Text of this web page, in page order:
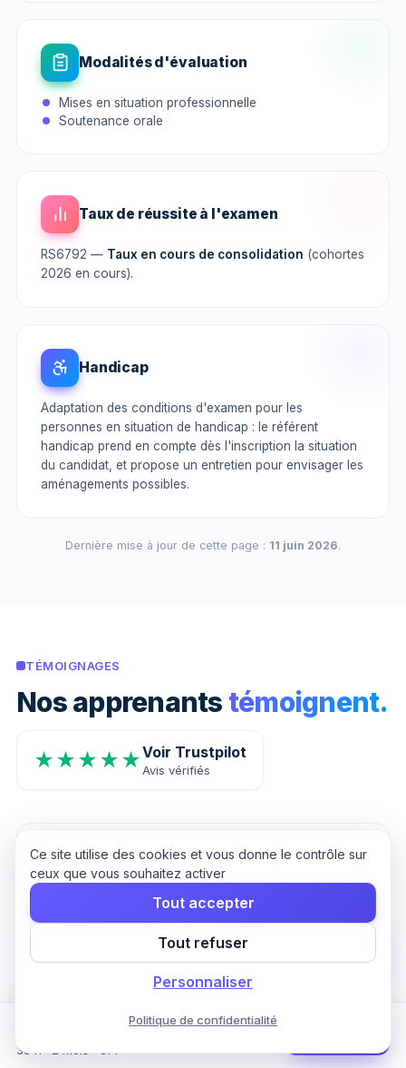
Modalités d'évaluation
Mises en situation professionnelle
Soutenance orale
Taux de réussite à l'examen
RS6792 — Taux en cours de consolidation (cohortes
2026 en cours).
Handicap
Adaptation des conditions d'examen pour les
personnes en situation de handicap : le référent
handicap prend en compte dès l'inscription la situation
du candidat, et propose un entretien pour envisager les
aménagements possibles.
Dernière mise à jour de cette page : 11 juin 2026.
TÉMOIGNAGES
Nos apprenants témoignent.
★★★★★Voir Trustpilot
Avis vérifiés
★★★★★
Super tuteur
Bien que les cours manquent à mon avis d'exemples et
d'exercices ciblés, mon tuteur est à l'écoute et a les
13 août 2025
Formation Commercial & Intelligence
35 h · 2 mois · CPF
Ce site utilise des cookies et vous donne le contrôle sur
ceux que vous souhaitez activer
Tout accepter
Tout refuser
Personnaliser
Politique de confidentialité